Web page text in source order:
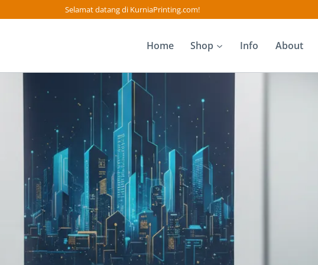
Selamat datang di KurniaPrinting.com!
Home Shop Info About